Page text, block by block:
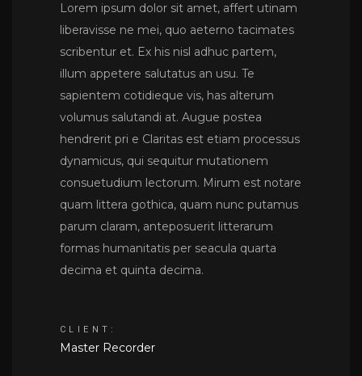
Lorem ipsum dolor sit amet, affert utinam
liberavisse ne mei, quo aeterno tacimates
scribentur et. Ex his nisl adhuc partem,
illum appetere salutatus an usu. Te
sapientem cotidieque vis, has alterum
volumus salutandi at. Augue postea
hendrerit pri e Claritas est etiam processus
dynamicus, qui sequitur mutationem
consuetudium lectorum. Mirum est notare
quam littera gothica, quam nunc putamus
parum claram, anteposuerit litterarum
formas humanitatis per seacula quarta
decima et quinta decima.
CLIENT:
Master Recorder